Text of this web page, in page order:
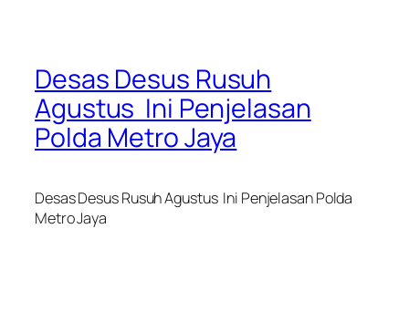
Desas Desus Rusuh
Agustus Ini Penjelasan
Polda Metro Jaya
Desas Desus Rusuh Agustus Ini Penjelasan Polda
Metro Jaya